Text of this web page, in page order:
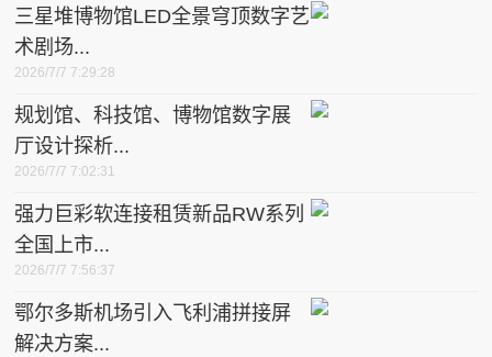
三星堆博物馆LED全景穹顶数字艺
术剧场...
2026/7/7 7:29:28
规划馆、科技馆、博物馆数字展
厅设计探析...
2026/7/7 7:02:31
强力巨彩软连接租赁新品RW系列
全国上市...
2026/7/7 7:56:37
鄂尔多斯机场引入飞利浦拼接屏
解决方案...